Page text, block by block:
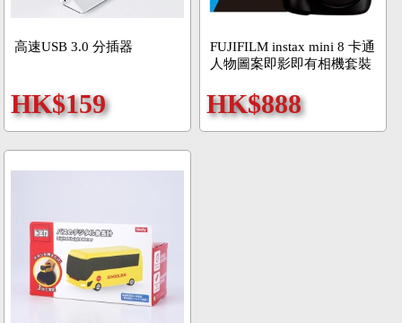
高速USB 3.0 分插器
HK$159
FUJIFILM instax mini 8 卡通
人物圖案即影即有相機套裝
HK$888